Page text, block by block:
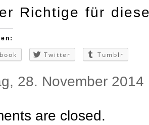
Richtige für
Twitter Tumblr
28. November 2014
are closed.